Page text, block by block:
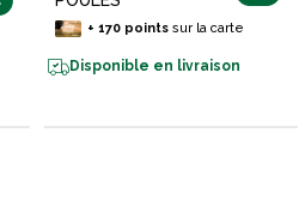
+ 170pointssur la carte
Disponible en livraison